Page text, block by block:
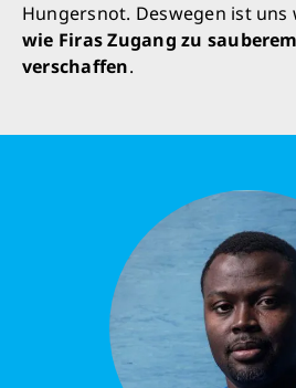
Hungersnot. Deswegen ist uns
wie Firas Zugang zu
verschaffen.